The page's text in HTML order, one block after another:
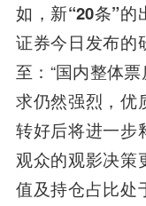
如， 新“20条”的
证券今日发布的
至：“国内整体
求仍然强烈，优
转好后将进一步
观众的观影决
值及持仓占比处